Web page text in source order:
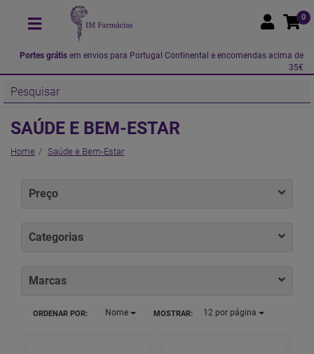
0
Portes grátis em envios para Portugal Continental e encomendas acima de
35€
SAÚDE E BEM-ESTAR
Home Saúde e Bem-Estar
Preço
Categorias
Marcas
ORDENAR POR: Nome MOSTRAR: 12por página